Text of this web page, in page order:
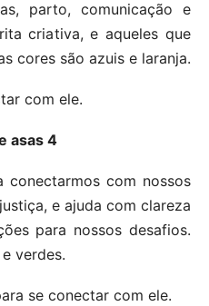
parto, comunicação e
criativa, e aqueles que
cores são azuis e laranja.
com ele.
asas 4
conectarmos com nossos
e ajuda com clareza
para nossos desafios.
verdes.
se conectar com ele.